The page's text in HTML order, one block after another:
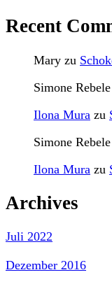
Recent
Mary zu
Simone Rebele
Ilona Mura zu
Simone Rebele
Ilona Mura zu
Archives
Juli 2022
Dezember 2016